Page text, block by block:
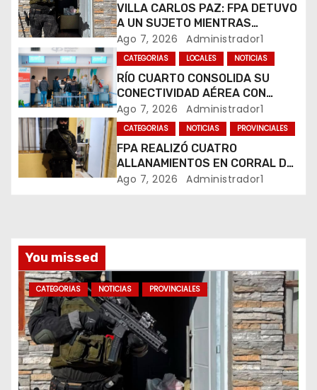
e
e
n
t
r
a
s
VILLA CARLOS PAZ: FPA DETUVO
A UN SUJETO MIENTRAS
COMERCIALIZABA COCAÍNA Y
MARIHUANA EN UNA PLAZA
Ago 7, 2026 Administrador1
CATEGORIAS LOCALES NOTICIAS
RÍO CUARTO CONSOLIDA SU
CONECTIVIDAD AÉREA CON
CUATRO VUELOS SEMANALES A
BUENOS AIRES
Ago 7, 2026 Administrador1
CATEGORIAS NOTICIAS PROVINCIALES
FPA REALIZÓ CUATRO
ALLANAMIENTOS EN CORRAL DE
BUSTOS-IFFLINGER
Ago 7, 2026 Administrador1
You missed
CATEGORIAS NOTICIAS PROVINCIALES